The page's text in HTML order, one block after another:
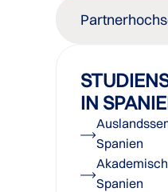
IN
Spanien
Spanien